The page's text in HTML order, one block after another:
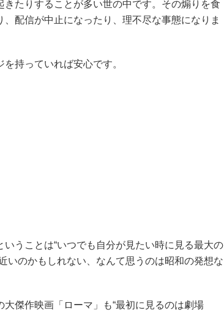
たりすることが多い世の中です。その煽りを食
配信が中止になったり、理不尽な事態になりま
持っていれば安心です。
うことは“いつでも自分が見たい時に見る最大の
いのかもしれない、なんて思うのは昭和の発想な
傑作映画「ローマ」も“最初に見るのは劇場